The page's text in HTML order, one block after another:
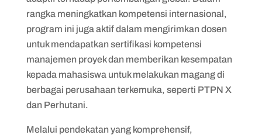
rangka meningkatkan kompetensi internasional,
program ini juga aktif dalam mengirimkan dosen
untuk mendapatkan sertifikasi kompetensi
manajemen proyek dan memberikan kesempatan
kepada mahasiswa untuk melakukan magang di
berbagai perusahaan terkemuka, seperti PTPN X
dan Perhutani.
Melalui pendekatan yang komprehensif,